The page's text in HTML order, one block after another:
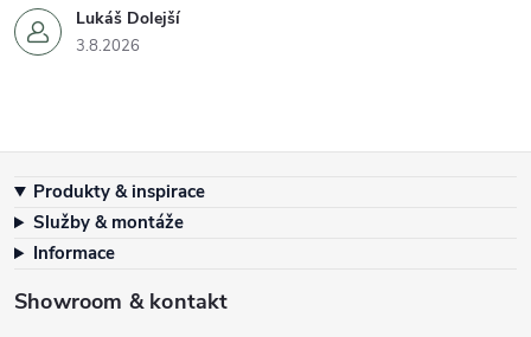
Lukáš Dolejší
3.8.2026
Produkty & inspirace
Služby & montáže
Informace
Showroom & kontakt